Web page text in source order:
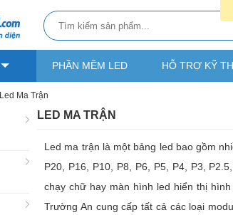
PHẦN MỀM LED HỖ TRỢ KỸ
Led Ma Trận
LED MA TRẬN
Led ma trận là một bảng led bao gồm
P20, P16, P10, P8, P6, P5, P4, P3,
chạy chữ hay màn hình led hiển thị
Trường An cung cấp tất cả các loại